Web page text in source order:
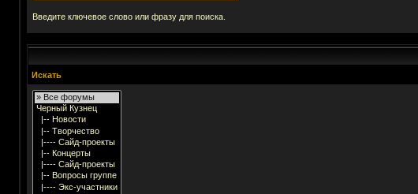
Введите ключевое слово или фразу для поиска.
Искать